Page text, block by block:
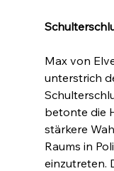
Max von
unterstrich
betonte die
stärkere
Raums in
einzutreten.